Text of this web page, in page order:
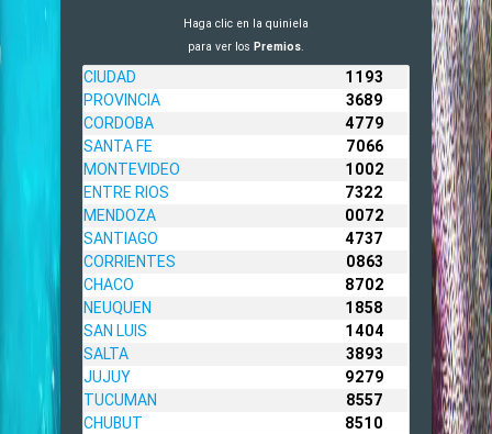
Haga clic en la quiniela
para ver los Premios.
CIUDAD
1193
PROVINCIA
3689
CORDOBA
4779
SANTA FE
7066
MONTEVIDEO
1002
ENTRE RIOS
7322
MENDOZA
0072
SANTIAGO
4737
CORRIENTES
0863
CHACO
8702
NEUQUEN
1858
SAN LUIS
1404
SALTA
3893
JUJUY
9279
TUCUMAN
8557
CHUBUT
8510